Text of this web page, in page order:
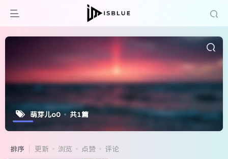
萌芽儿o0 共1篇
排序 更新 浏览 点赞 评论